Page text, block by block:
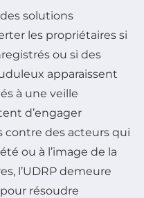
solutions
les propriétaires si
ou si des
apparaissent
à une veille
d’engager
contre des acteurs qui
ou à l’image de la
l’UDRP demeure
résoudre